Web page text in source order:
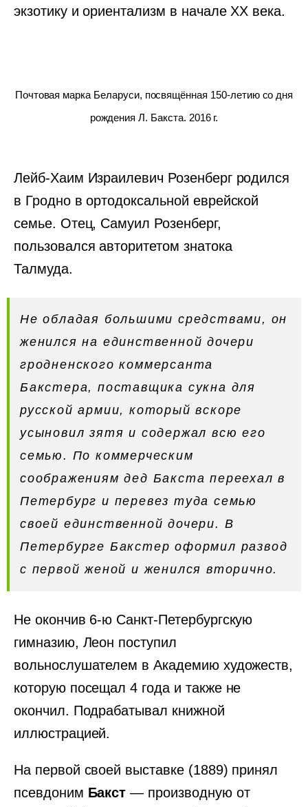
экзотику и ориентализм в начале XX века.
Почтовая марка Беларуси, посвящённая 150-летию со дня
рождения Л. Бакста. 2016 г.
Лейб-Хаим Израилевич Розенберг родился
в Гродно в ортодоксальной еврейской
семье. Отец, Самуил Розенберг,
пользовался авторитетом знатока
Талмуда.
Не обладая большими средствами, он
женился на единственной дочери
гродненского коммерсанта
Бакстера, поставщика сукна для
русской армии, который вскоре
усыновил зятя и содержал всю его
семью. По коммерческим
соображениям дед Бакста переехал в
Петербург и перевез туда семью
своей единственной дочери. В
Петербурге Бакстер оформил развод
с первой женой и женился вторично.
Не окончив 6-ю Санкт-Петербургскую
гимназию, Леон поступил
вольнослушателем в Академию художеств,
которую посещал 4 года и также не
окончил. Подрабатывал книжной
иллюстрацией.
На первой своей выставке (1889) принял
псевдоним Бакст — производную от